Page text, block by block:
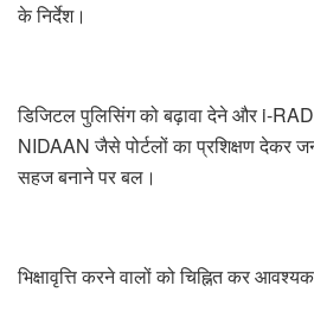
के निर्देश।
डिजिटल पुलिसिंग को बढ़ावा देने और i-
NIDAAN जैसे पोर्टलों का प्रशिक्षण देकर
सहज बनाने पर बल।
भिक्षावृत्ति करने वालों को चिह्नित कर आवश्यक